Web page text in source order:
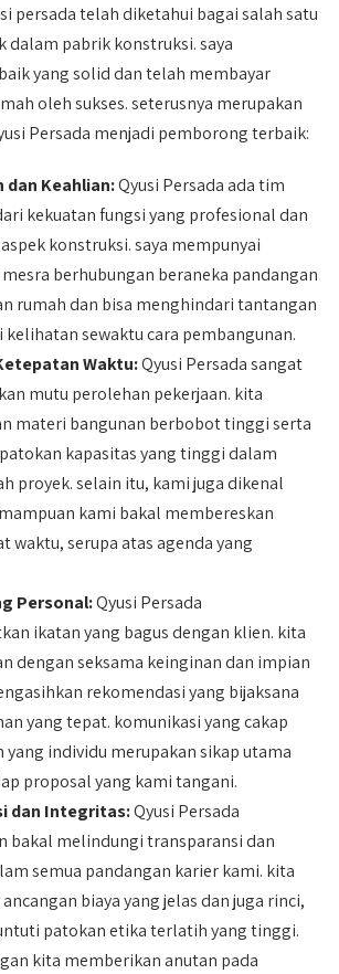
persada telah diketahui bagai salah satu
pabrik konstruksi. saya
yang solid dan telah membayar
oleh sukses. seterusnya merupakan
Persada menjadi pemborong terbaik:
dan Keahlian:Qyusi Persada ada tim
kekuatan fungsi yang profesional dan
konstruksi. saya mempunyai
berhubungan beraneka pandangan
rumah dan bisa menghindari tantangan
kelihatan sewaktu cara pembangunan.
Waktu:Qyusi Persada sangat
mutu perolehan pekerjaan. kita
materi bangunan berbobot tinggi serta
kapasitas yang tinggi dalam
proyek. selain itu, kami juga dikenal
kami bakal membereskan
waktu, serupa atas agenda yang
Personal:Qyusi Persada
ikatan yang bagus dengan klien. kita
dengan seksama keinginan dan impian
rekomendasi yang bijaksana
yang tepat. komunikasi yang cakap
yang individu merupakan sikap utama
proposal yang kami tangani.
dan Integritas:Qyusi Persada
bakal melindungi transparansi dan
semua pandangan karier kami. kita
biaya yang jelas dan juga rinci,
patokan etika terlatih yang tinggi.
kita memberikan anutan pada